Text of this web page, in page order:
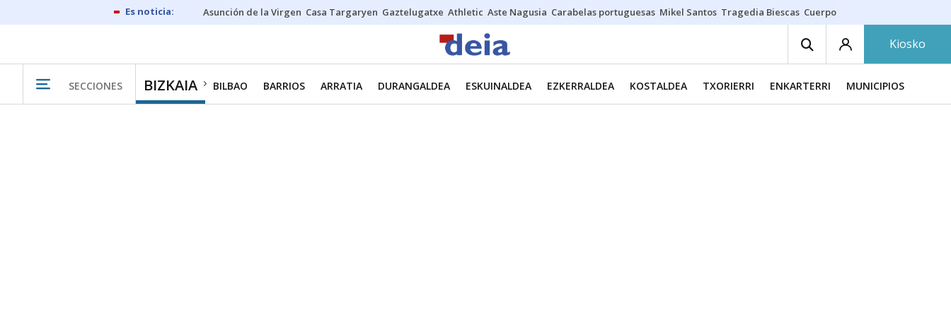
Asunción de la Virgen Casa Targaryen Gaztelugatxe Athletic Aste Nagusia Carabelas portuguesas Mikel Santos Tragedia Biescas Cuerpo ría
Kiosko
SECCIONES BIZKAIA BILBAO BARRIOS ARRATIA DURANGALDEA ESKUINALDEA EZKERRALDEA KOSTALDEA TXORIERRI ENKARTERRI MUNICIPIOS